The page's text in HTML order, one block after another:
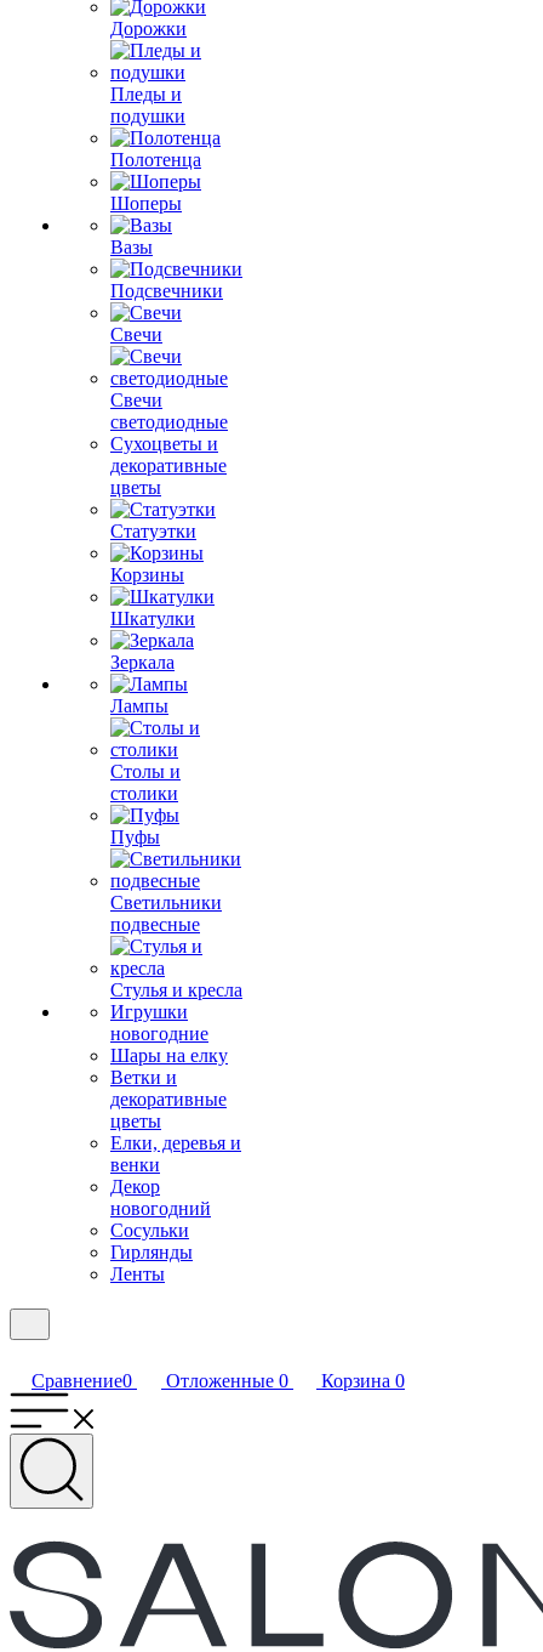
Дорожки
Пледы и
подушки
Полотенца
Шоперы
Вазы
Подсвечники
Свечи
Свечи
светодиодные
Сухоцветы и
декоративные
цветы
Статуэтки
Корзины
Шкатулки
Зеркала
Лампы
Столы и
столики
Пуфы
Светильники
подвесные
Стулья и кресла
Игрушки
новогодние
Шары на елку
Ветки и
декоративные
цветы
Елки, деревья и
венки
Декор
новогодний
Сосульки
Гирлянды
Ленты
Сравнение0 Отложенные 0 Корзина 0